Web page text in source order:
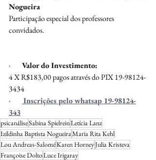
Nogueira
Participação especial dos professores
convidados.
· Valor do Investimento:
4 X R$183,00 pagos através do PIX 19-98124-
3434
·
Inscrições pelo whatsap 19-98124-
343
psicanáliseSabina SpielreinLetícia Lanz
Izildinha Baptista NogueiraMaria Rita Kehl
Lou Andreas-SaloméKaren HorneyJulia Kristeva
Françoise DoltoLuce Irigaray